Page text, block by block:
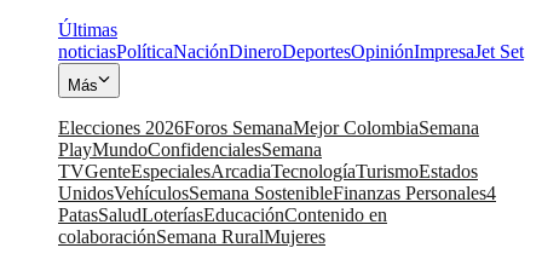
Últimas
noticiasPolíticaNaciónDineroDeportesOpiniónImpresaJet Set
Más
Elecciones 2026Foros SemanaMejor ColombiaSemana
PlayMundoConfidencialesSemana
TVGenteEspecialesArcadiaTecnologíaTurismoEstados
UnidosVehículosSemana SostenibleFinanzas Personales4
PatasSaludLoteríasEducaciónContenido en
colaboraciónSemana RuralMujeres